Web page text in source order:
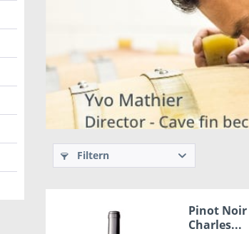
Filtern
Pinot Noir
Charles...